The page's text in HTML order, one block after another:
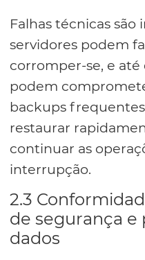
Falhas técnicas são
servidores podem
corromper-se, e até
podem
backups
restaurar
continuar as
interrupção.
2.3
de segurança e
dados